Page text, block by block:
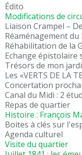
Édito
Modifications de
Liaison Crampel –
Réaménagement
Réhabilitation de la
Echange épistolaire
Trésors de mon
Les «VERTS DE LA
Concertation
Canal du Midi : 2
Repas de quartier
Histoire : François
Boites à clés sur
Agenda culturel
Visite du quartier